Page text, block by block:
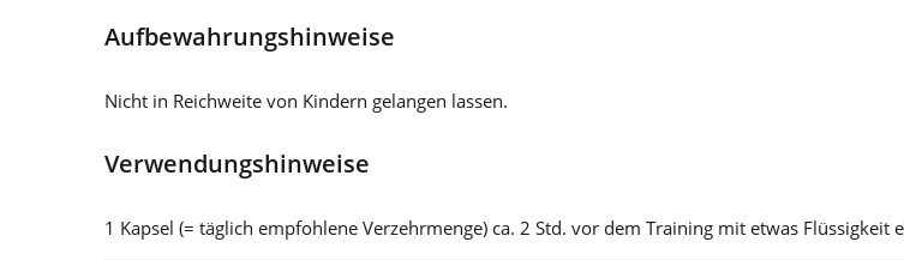
Aufbewahrungshinweise
Nicht in Reichweite von Kindern gelangen lassen.
Verwendungshinweise
1 Kapsel (= täglich empfohlene Verzehrmenge) ca. 2 Std. vor dem Training mit etwas Flüssigkeit